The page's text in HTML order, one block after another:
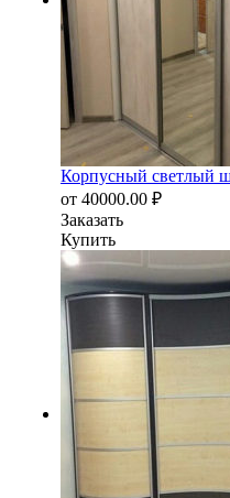
Корпусный светлый
от 40000.00 ₽
Заказать
Купить